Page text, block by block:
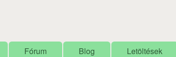
Fórum Blog Letöltések